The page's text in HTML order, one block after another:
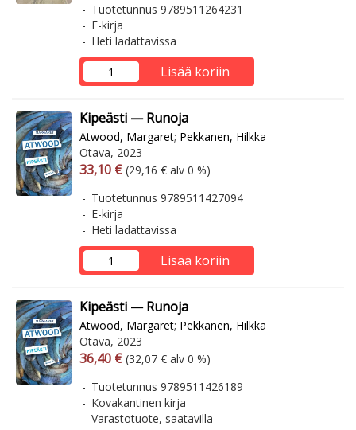
Tuotetunnus 9789511264231
E-kirja
Heti ladattavissa
Lisää koriin
Kipeästi — Runoja
Atwood, Margaret; Pekkanen, Hilkka
Otava, 2023
Arvonlisäverollinen hinta
33,10 € Arvonlisäveroton hinta
(29,16 € alv 0 %)
Tuotetunnus 9789511427094
E-kirja
Heti ladattavissa
Lisää koriin
Kipeästi — Runoja
Atwood, Margaret; Pekkanen, Hilkka
Otava, 2023
Arvonlisäverollinen hinta
36,40 € Arvonlisäveroton hinta
(32,07 € alv 0 %)
Tuotetunnus 9789511426189
Kovakantinen kirja
Varastotuote, saatavilla